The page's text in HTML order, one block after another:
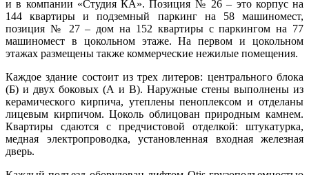
и в компании «Студия КА». Позиция № 26 – это корпус на
144 квартиры и подземный паркинг на 58 машиномест,
позиция № 27 – дом на 152 квартиры с паркингом на 77
машиномест в цокольном этаже. На первом и цокольном
этажах размещены также коммерческие нежилые помещения.
Каждое здание состоит из трех литеров: центрального блока
(Б) и двух боковых (А и В). Наружные стены выполнены из
керамического кирпича, утеплены пеноплексом и отделаны
лицевым кирпичом. Цоколь облицован природным камнем.
Квартиры сдаются с предчистовой отделкой: штукатурка,
медная электропроводка, установленная входная железная
дверь.